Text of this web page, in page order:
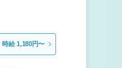
時給 1,180円〜